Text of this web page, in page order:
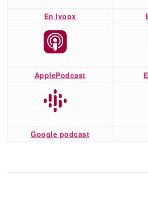
En Ivoox
ApplePodcast
Google podcast